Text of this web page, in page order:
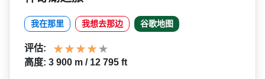
我在那里 我想去那边 谷歌地图
评估:
高度: 3 900 m / 12 795 ft